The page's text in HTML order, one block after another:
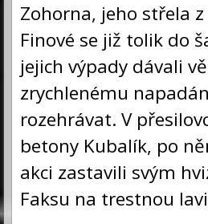
Zohorna, jeho střela
Finové se již tolik do
jejich výpady dávali
zrychlenému
rozehrávat. V
betony Kubalík, po
akci zastavili svým
Faksu na trestnou